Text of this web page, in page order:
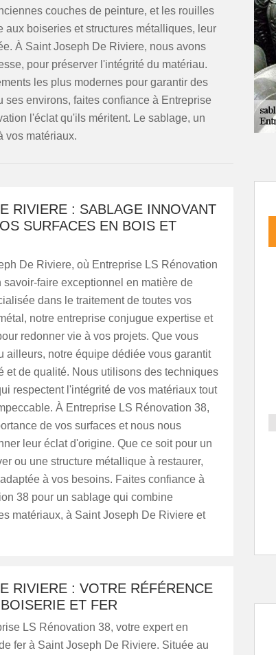
couches de peinture, et les rouilles
boiseries et structures métalliques, leur
À Saint Joseph De Riviere, nous avons
pour préserver l'intégrité du matériau.
les plus modernes pour garantir des
environs, faites confiance à Entreprise
l'éclat qu'ils méritent. Le sablage, un
vos matériaux.
RIVIERE : SABLAGE INNOVANT
SURFACES EN BOIS ET
De Riviere, où Entreprise LS Rénovation
faire exceptionnel en matière de
dans le traitement de toutes vos
notre entreprise conjugue expertise et
redonner vie à vos projets. Que vous
ailleurs, notre équipe dédiée vous garantit
et de qualité. Nous utilisons des techniques
respectent l'intégrité de vos matériaux tout
À Entreprise LS Rénovation 38,
de vos surfaces et nous nous
leur éclat d'origine. Que ce soit pour un
ou une structure métallique à restaurer,
à vos besoins. Faites confiance à
38 pour un sablage qui combine
matériaux, à Saint Joseph De Riviere et
RIVIERE : VOTRE RÉFÉRENCE
ET FER
LS Rénovation 38, votre expert en
fer à Saint Joseph De Riviere. Située au